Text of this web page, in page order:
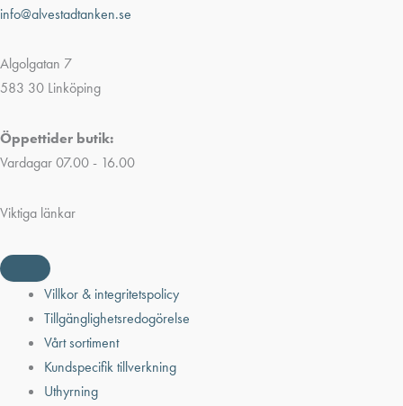
info@alvestadtanken.se
Algolgatan 7
583 30 Linköping
Öppettider butik:
Vardagar 07.00 - 16.00
Viktiga länkar
Villkor & integritetspolicy
Tillgänglighetsredogörelse
Vårt sortiment
Kundspecifik tillverkning
Uthyrning